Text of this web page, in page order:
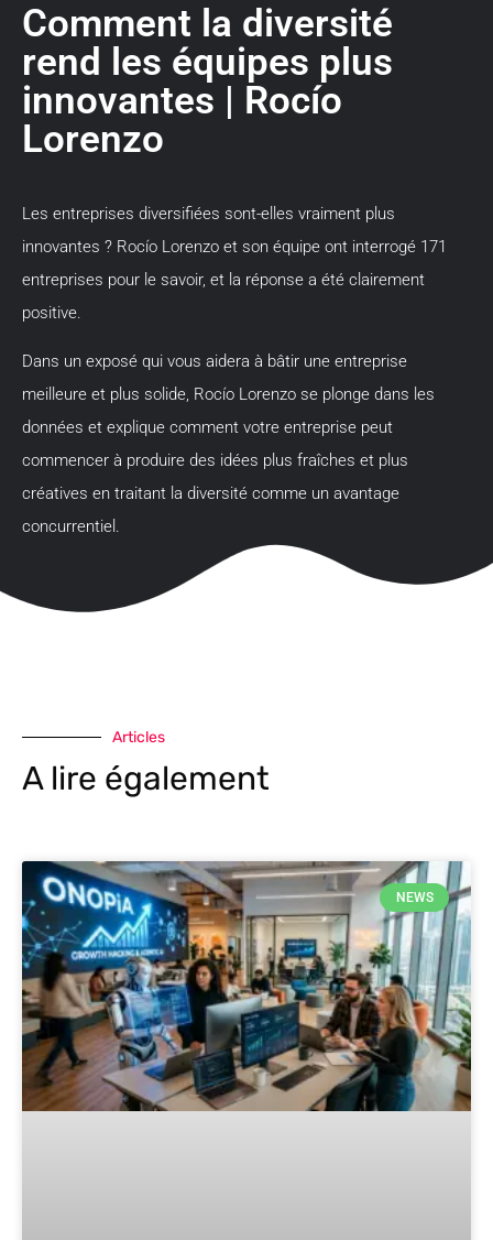
Comment la diversité
rend les équipes plus
innovantes | Rocío
Lorenzo
Les entreprises diversifiées sont-elles vraiment plus
innovantes ? Rocío Lorenzo et son équipe ont interrogé 171
entreprises pour le savoir, et la réponse a été clairement
positive.
Dans un exposé qui vous aidera à bâtir une entreprise
meilleure et plus solide, Rocío Lorenzo se plonge dans les
données et explique comment votre entreprise peut
commencer à produire des idées plus fraîches et plus
créatives en traitant la diversité comme un avantage
concurrentiel.
Articles
A lire également
NEWS